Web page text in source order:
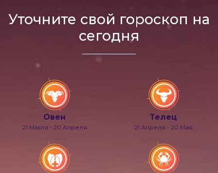
Уточните свой гороскоп на
сегодня
Овен
21 Марта - 20 Апреля
Телец
21 Апреля - 20 Мая